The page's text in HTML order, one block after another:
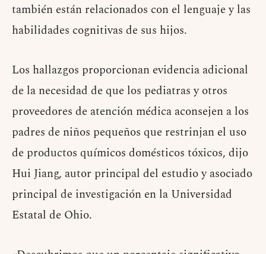
también están relacionados con el lenguaje y las
habilidades cognitivas de sus hijos.
Los hallazgos proporcionan evidencia adicional
de la necesidad de que los pediatras y otros
proveedores de atención médica aconsejen a los
padres de niños pequeños que restrinjan el uso
de productos químicos domésticos tóxicos, dijo
Hui Jiang, autor principal del estudio y asociado
principal de investigación en la Universidad
Estatal de Ohio.